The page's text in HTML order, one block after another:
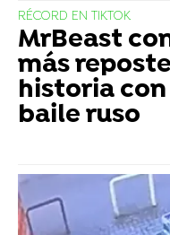
RÉCORD EN TIKTOK
MrBeast
más
historia
baile ruso